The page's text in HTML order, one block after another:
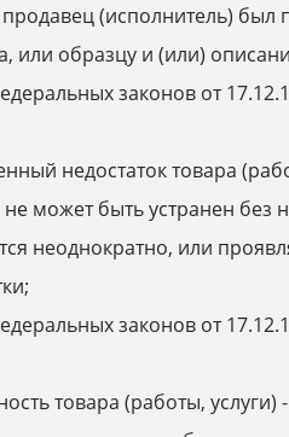
(исполнитель) был
или образцу и (или)
законов от
недостаток товара
может быть устранен без
неоднократно, или
законов от
товара (работы,